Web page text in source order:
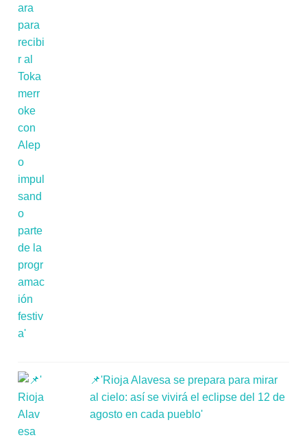
📌'Rioja Alavesa se prepara para mirar
al cielo: así se vivirá el eclipse del 12 de
agosto en cada pueblo'